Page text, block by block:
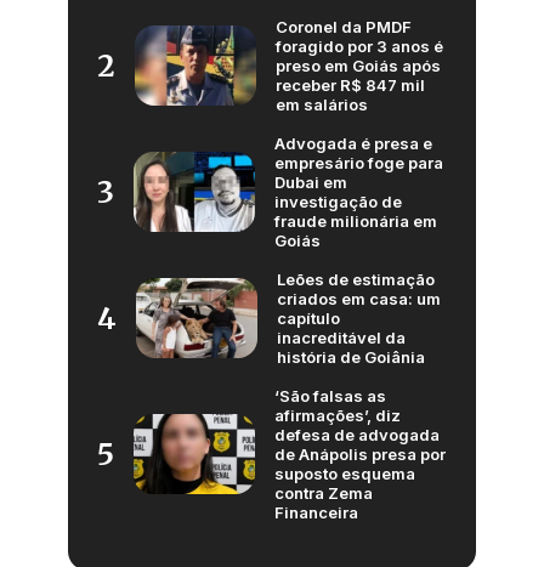
2
Coronel da PMDF
foragido por 3 anos é
preso em Goiás após
receber R$ 847 mil
em salários
3
Advogada é presa e
empresário foge para
Dubai em
investigação de
fraude milionária em
Goiás
4
Leões de estimação
criados em casa: um
capítulo
inacreditável da
história de Goiânia
5
‘São falsas as
afirmações’, diz
defesa de advogada
de Anápolis presa por
suposto esquema
contra Zema
Financeira